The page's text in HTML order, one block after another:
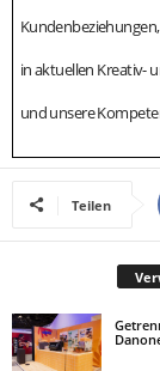
in aktuellen Kreativ-
und unsere
Teilen